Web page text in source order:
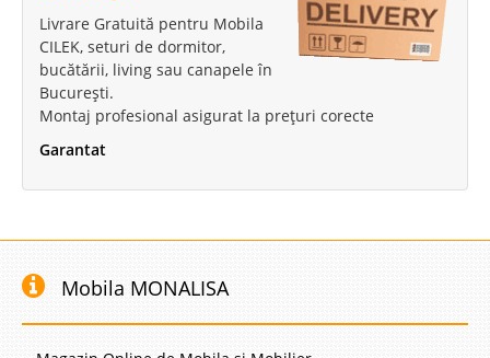
Livrare Gratuită pentru Mobila
CILEK, seturi de dormitor,
bucătării, living sau canapele în
București.
Montaj profesional asigurat la prețuri corecte
Garantat
Mobila MONALISA